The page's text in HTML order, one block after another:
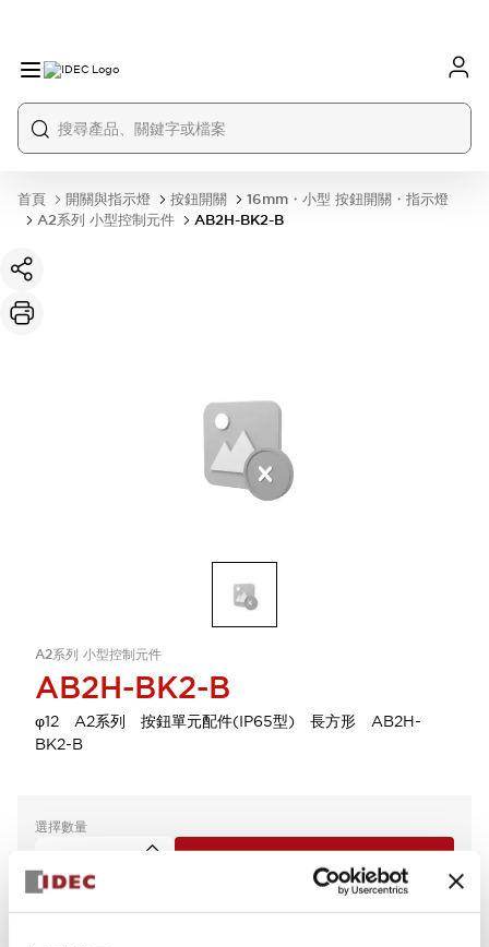
首頁 開關與指示燈 按鈕開關
16mm・小型 按鈕開關・指示燈
A2系列 小型控制元件
AB2H-BK2-B
A2系列 小型控制元件
AB2H-BK2-B
φ12 A2系列 按鈕單元配件(IP65型) 長方形 AB2H-
BK2-B
選擇數量
新增到詢價單